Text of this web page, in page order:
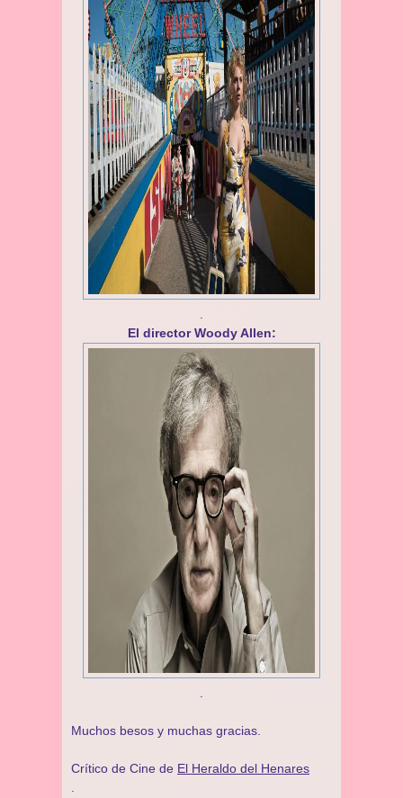
El director Woody Allen:
Muchos besos y muchas gracias.
Crítico de Cine de El Heraldo del Henares